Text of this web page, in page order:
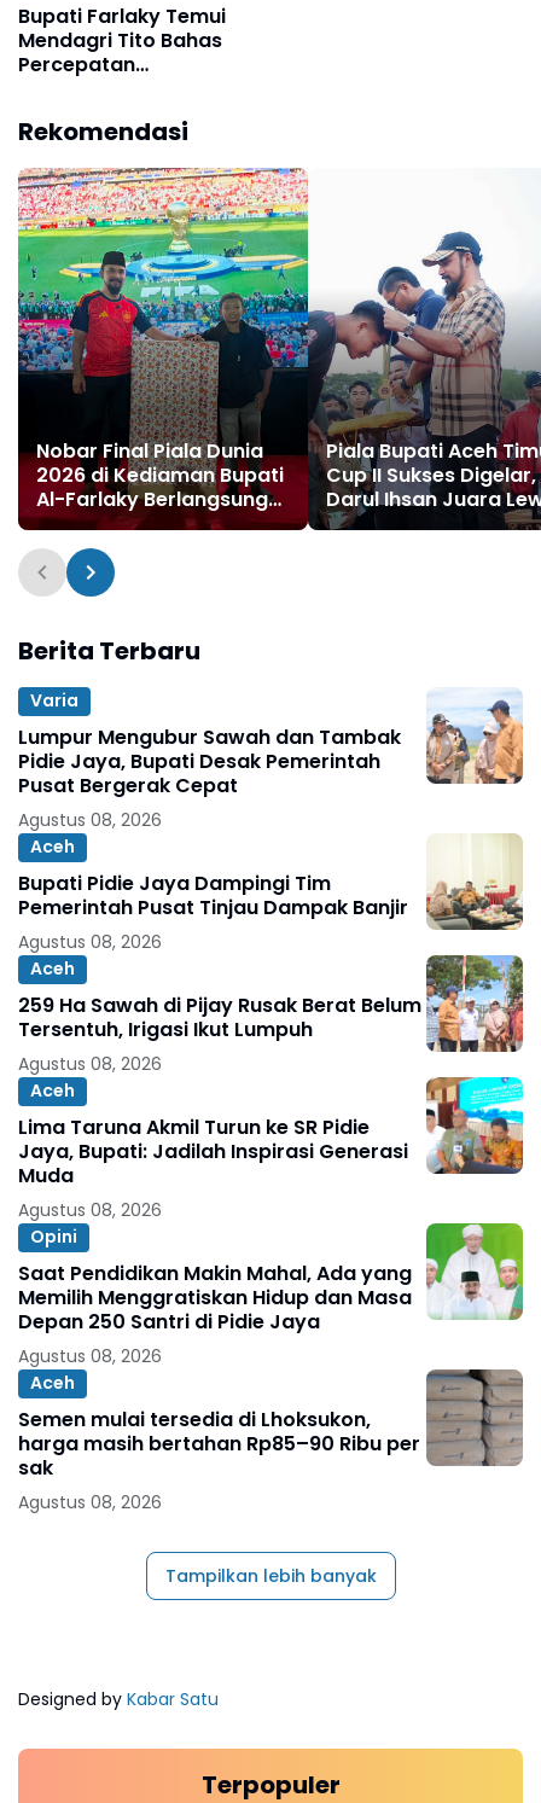
Bupati Farlaky Temui
Mendagri Tito Bahas
Percepatan
Rekomendasi
Nobar Final Piala Dunia
2026 di Kediaman Bupati
Al-Farlaky Berlangsung
Meriah
Piala Bupati Aceh
Cup II Sukses Digelar,
Darul Ihsan Juara
Drama Adu Penalti
Berita Terbaru
Varia
Lumpur Mengubur Sawah dan Tambak
Pidie Jaya, Bupati Desak Pemerintah
Pusat Bergerak Cepat
Agustus 08, 2026
Aceh
Bupati Pidie Jaya Dampingi Tim
Pemerintah Pusat Tinjau Dampak Banjir
Agustus 08, 2026
Aceh
259 Ha Sawah di Pijay Rusak Berat Belum
Tersentuh, Irigasi Ikut Lumpuh
Agustus 08, 2026
Aceh
Lima Taruna Akmil Turun ke SR Pidie
Jaya, Bupati: Jadilah Inspirasi Generasi
Muda
Agustus 08, 2026
Opini
Saat Pendidikan Makin Mahal, Ada yang
Memilih Menggratiskan Hidup dan Masa
Depan 250 Santri di Pidie Jaya
Agustus 08, 2026
Aceh
Semen mulai tersedia di Lhoksukon,
harga masih bertahan Rp85–90 Ribu per
sak
Agustus 08, 2026
Tampilkan lebih banyak
Designed by Kabar Satu
Terpopuler